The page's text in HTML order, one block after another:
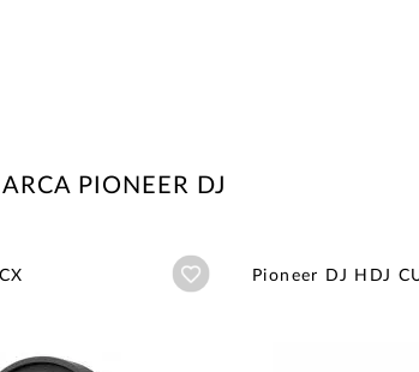
PIONEER DJ
Añadir a wishlist
Pioneer DJ HDJ